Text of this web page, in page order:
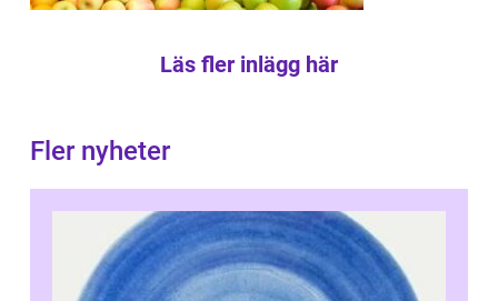
Läs fler inlägg här
Fler nyheter